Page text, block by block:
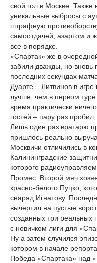
свой гол в Москве. Также
уникальные выбросы с
штрафную
самоотдачей, азартом и
все в порядке.
«Спартак» же в
забили дважды, но вновь
последних секундах
Дуарте – Литвинов в
лучше, чем в первом
время практически
гостей – пару раз
Лишь один раз вратарю
пришлось реально
Москвичи отличились в
Калининградские
которого
Промес. Второй мяч
красно-белого Пуцко,
снаряд Игнатову.
вычертил на пустые
созданных три реальных
с новичком лиги для
Ну а затем случился
котором в начале
Победа «Спартака» над